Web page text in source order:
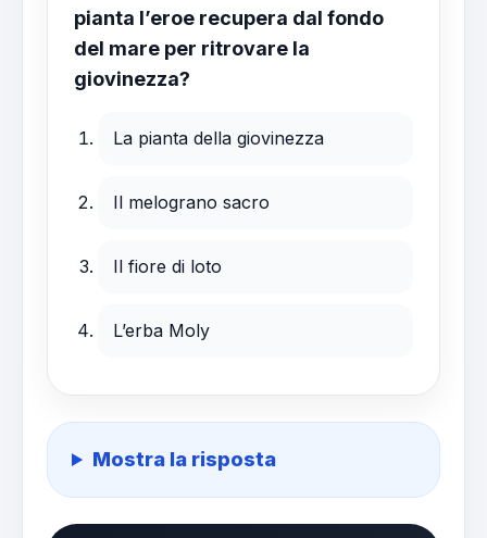
pianta l’eroe recupera dal fondo
del mare per ritrovare la
giovinezza?
La pianta della giovinezza
Il melograno sacro
Il fiore di loto
L’erba Moly
Mostra la risposta